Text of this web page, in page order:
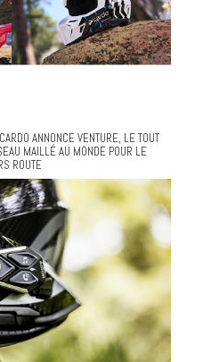
ANNONCE VENTURE, LE TOUT
MAILLÉ AU MONDE POUR LE
ROUTE